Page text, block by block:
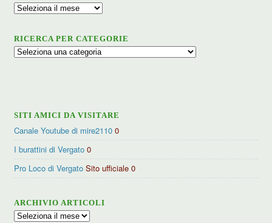
Archivio
RICERCA PER CATEGORIE
Ricerca
SITI AMICI DA VISITARE
Canale Youtube di mire2110 0
I burattini di Vergato 0
Pro Loco di Vergato Sito ufficiale 0
ARCHIVIO ARTICOLI
Archivio